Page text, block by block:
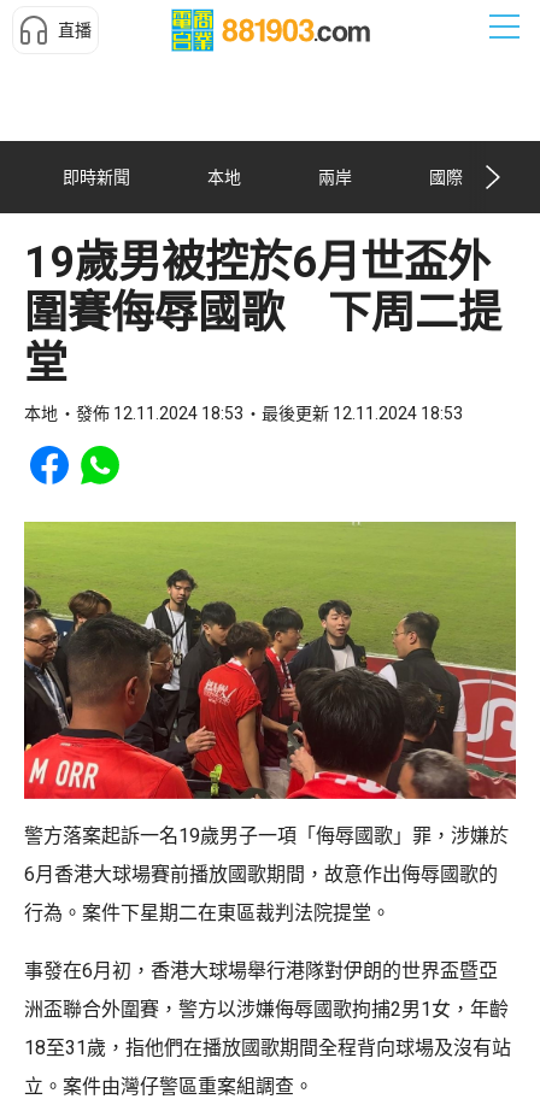
直播
即時新聞 本地 兩岸 國際
19歲男被控於6月世盃外
圍賽侮辱國歌 下周二提
堂
本地 發佈 12.11.2024 18:53 最後更新 12.11.2024 18:53
Share to Facebook
Share to WhatsApp
警方落案起訴一名19歲男子一項「侮辱國歌」罪，涉嫌於
6月香港大球場賽前播放國歌期間，故意作出侮辱國歌的
行為。案件下星期二在東區裁判法院提堂。
事發在6月初，香港大球場舉行港隊對伊朗的世界盃暨亞
洲盃聯合外圍賽，警方以涉嫌侮辱國歌拘捕2男1女，年齡
18至31歲，指他們在播放國歌期間全程背向球場及沒有站
立。案件由灣仔警區重案組調查。